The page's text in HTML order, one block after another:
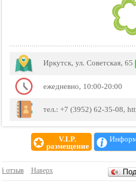
Иркутск, ул. Советская, 65
ежедневно, 10:00-20:00
тел.: +7 (3952) 62-35-08,
V.I.P.
размещение
Отзывы
отзыв Наверх